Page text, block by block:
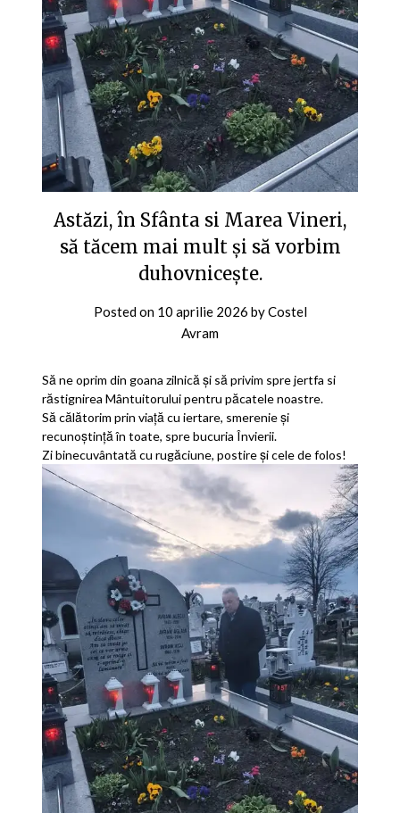
Astăzi, în Sfânta si Marea Vineri,
să tăcem mai mult și să vorbim
duhovnicește.
Posted on 10 aprilie 2026 byCostel
Avram
Să ne oprim din goana zilnică și să privim spre jertfa si
răstignirea Mântuitorului pentru păcatele noastre.
Să călătorim prin viață cu iertare, smerenie și
recunoștință în toate, spre bucuria Învierii.
Zi binecuvântată cu rugăciune, postire și cele de folos!